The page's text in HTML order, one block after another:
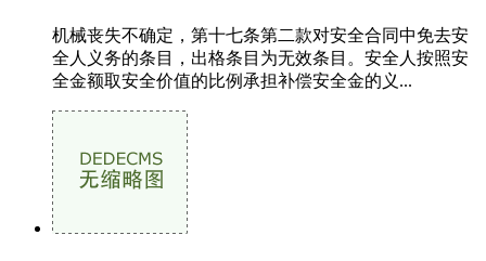
机械丧失不确定，第十七条第二款对安全合同中免去安
全人义务的条目，出格条目为无效条目。安全人按照安
全金额取安全价值的比例承担补偿安全金的义...